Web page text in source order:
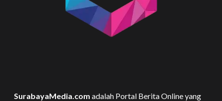
SurabayaMedia.com adalah Portal Berita Online yang